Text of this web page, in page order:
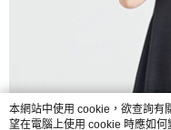
本網站中使用 cookie，欲查詢有
望在電腦上使用 cookie 時應如